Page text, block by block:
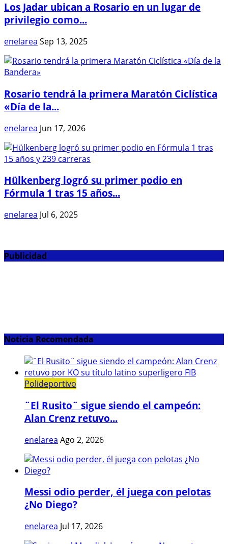
Los Jadar ubican a Rosario en un lugar de
privilegio como...
enelarea Sep 13, 2025
Rosario tendrá la primera Maratón Ciclística
«Día de la...
enelarea Jun 17, 2026
Hülkenberg logró su primer podio en
Fórmula 1 tras 15 años...
enelarea Jul 6, 2025
Publicidad
Noticia Recomendada
Polideportivo
¨El Rusito¨ sigue siendo el campeón:
Alan Crenz retuvo...
enelarea Ago 2, 2026
Messi odio perder, él juega con pelotas
¿No Diego?
enelarea Jul 17, 2026